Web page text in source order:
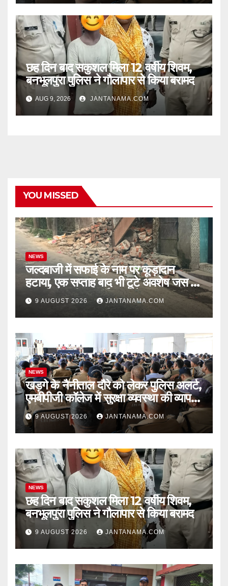
छह दिन बाद सकुशल मिला 12 वर्षीय शिवम,
बनभूलपुरा पुलिस ने गौलापार से किया बरामद
AUG 9, 2026 JANTANAMA.COM
YOU MISSED
NEWS
जल्दबाजी में सफाई के नाम पर कूड़ादान
हटाया, एक सप्ताह बाद भी टूटे अवशेष जस के
तस! निगम की ‘सफाई’ पर उठे सवाल
9 AUGUST 2026 JANTANAMA.COM
NEWS
खड़गे के नैनीताल दौरे को लेकर पुलिस अलर्ट,
एमबीपीजी कॉलेज में सुरक्षा व्यवस्था की व्यापक
ब्रीफिंग
9 AUGUST 2026 JANTANAMA.COM
NEWS
छह दिन बाद सकुशल मिला 12 वर्षीय शिवम,
बनभूलपुरा पुलिस ने गौलापार से किया बरामद
9 AUGUST 2026 JANTANAMA.COM